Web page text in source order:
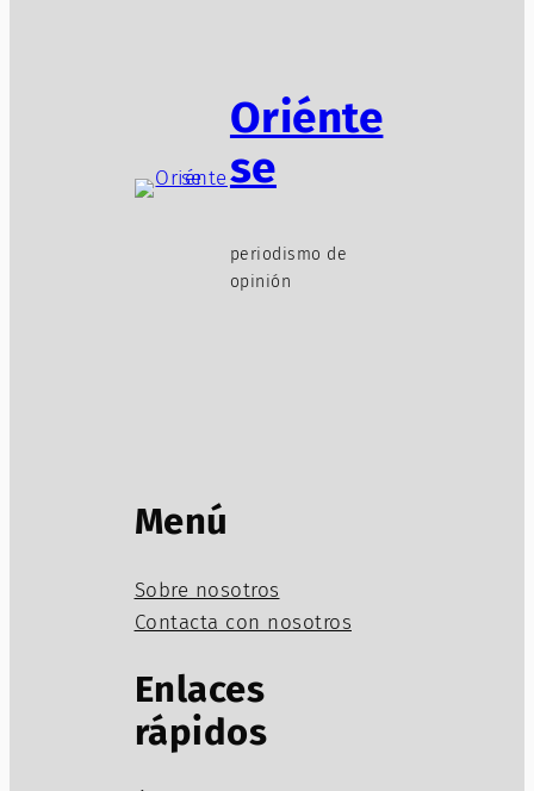
Oriénte
se
periodismo de
opinión
Menú
Sobre nosotros
Contacta con nosotros
Enlaces
rápidos